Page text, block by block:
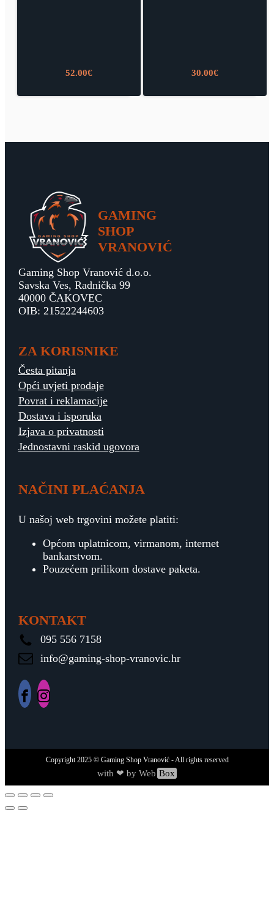
52.00€ 30.00€
GAMING
SHOP
VRANOVIĆ
Gaming Shop Vranović d.o.o.
Savska Ves, Radnička 99
40000 ČAKOVEC
OIB: 21522244603
ZA KORISNIKE
Česta pitanja
Opći uvjeti prodaje
Povrat i reklamacije
Dostava i isporuka
Izjava o privatnosti
Jednostavni raskid ugovora
NAČINI PLAĆANJA
U našoj web trgovini možete platiti:
Općom uplatnicom, virmanom, internet
bankarstvom.
Pouzećem prilikom dostave paketa.
KONTAKT
095 556 7158
info@gaming-shop-vranovic.hr
Copyright2025© Gaming Shop Vranović - All rights reserved
with ❤ by Web Box